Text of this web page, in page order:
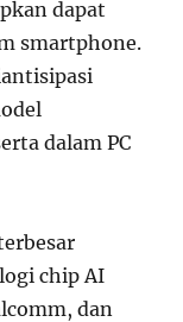
dapat
smartphone.
dalam PC
chip AI
dan